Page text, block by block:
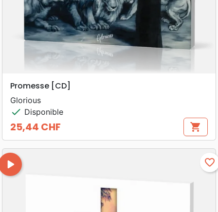
Promesse [CD]
Glorious
check Disponible
Prix
25,44 CHF shopping_cart
play_arrow favorite_border